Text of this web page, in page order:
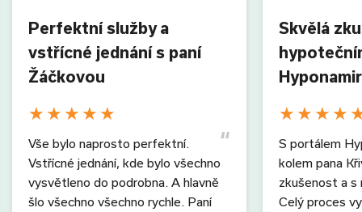
Perfektní služby a
vstřícné jednání s paní
Žáčkovou
★★★★★
Vše bylo naprosto perfektní.
Vstřícné jednání, kde bylo všechno
vysvětleno do podrobna. A hlavně
šlo všechno všechno rychle. Paní
Skvělá
★★★★
S portálem
kolem pana
zkušenost a s
Celý proces